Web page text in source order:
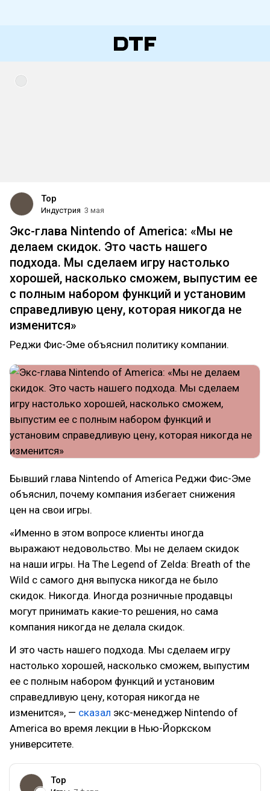
Top
Индустрия 3 мая
Экс-глава Nintendo of America: «Мы не
делаем скидок. Это часть нашего
подхода. Мы сделаем игру настолько
хорошей, насколько сможем, выпустим ее
с полным набором функций и установим
справедливую цену, которая никогда не
изменится»
Реджи Фис-Эме объяснил политику компании.
Бывший глава Nintendo of America Реджи Фис-Эме
объяснил, почему компания избегает снижения
цен на свои игры.
«Именно в этом вопросе клиенты иногда
выражают недовольство. Мы не делаем скидок
на наши игры. На The Legend of Zelda: Breath of the
Wild с самого дня выпуска никогда не было
скидок. Никогда. Иногда розничные продавцы
могут принимать какие-то решения, но сама
компания никогда не делала скидок.
И это часть нашего подхода. Мы сделаем игру
настолько хорошей, насколько сможем, выпустим
ее с полным набором функций и установим
справедливую цену, которая никогда не
изменится», — сказал экс-менеджер Nintendo of
America во время лекции в Нью-Йоркском
университете.
Top